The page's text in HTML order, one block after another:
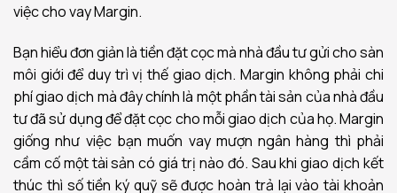
việc cho vay Margin.
Bạn hiểu đơn giản là tiền đặt cọc mà nhà đầu tư gửi cho sàn
môi giới để duy trì vị thế giao dịch. Margin không phải chi
phí giao dịch mà đây chính là một phần tài sản của nhà đầu
tư đã sử dụng để đặt cọc cho mỗi giao dịch của họ. Margin
giống như việc bạn muốn vay mượn ngân hàng thì phải
cầm cố một tài sản có giá trị nào đó. Sau khi giao dịch kết
thúc thì số tiền ký quỹ sẽ được hoàn trả lại vào tài khoản